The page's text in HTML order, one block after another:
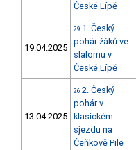
České Lípě
19.04.2025
29 1. Český
pohár žáků ve
slalomu v
České Lípě
13.04.2025
26 2. Český
pohár v
klasickém
sjezdu na
Čeňkově Pile